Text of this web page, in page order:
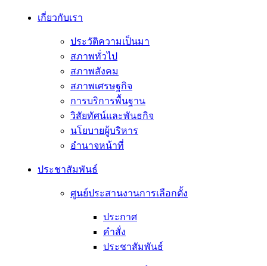
เกี่ยวกับเรา
ประวัติความเป็นมา
สภาพทั่วไป
สภาพสังคม
สภาพเศรษฐกิจ
การบริการพื้นฐาน
วิสัยทัศน์และพันธกิจ
นโยบายผู้บริหาร
อํานาจหน้าที่
ประชาสัมพันธ์
ศูนย์ประสานงานการเลือกตั้ง
ประกาศ
คำสั่ง
ประชาสัมพันธ์